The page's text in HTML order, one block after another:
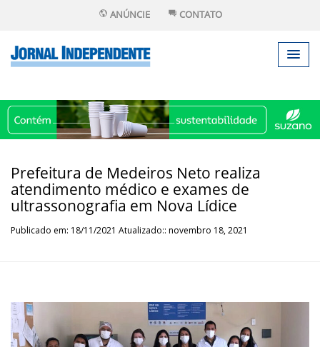
ANÚNCIE CONTATO
Prefeitura de Medeiros Neto realiza
atendimento médico e exames de
ultrassonografia em Nova Lídice
Publicado em: 18/11/2021 Atualizado:: novembro 18, 2021